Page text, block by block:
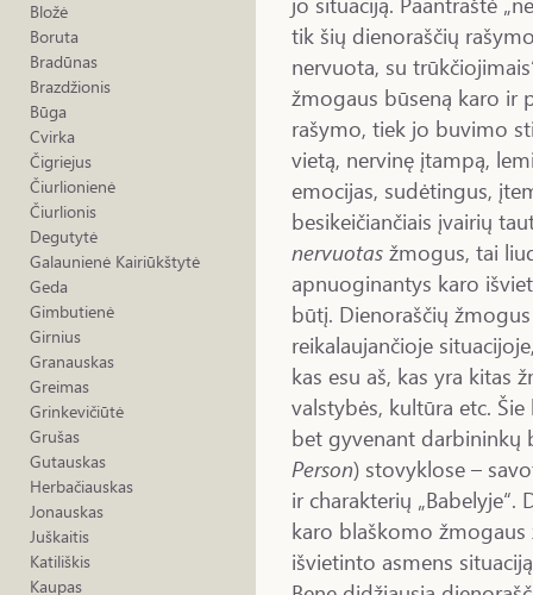
Bložė
Boruta
Bradūnas
Brazdžionis
Būga
Cvirka
Čigriejus
Čiurlionienė
Čiurlionis
Degutytė
Galaunienė Kairiūkštytė
Geda
Gimbutienė
Girnius
Granauskas
Greimas
Grinkevičiūtė
Grušas
Gutauskas
Herbačiauskas
Jonauskas
Juškaitis
Katiliškis
Kaupas
tik šių dienoraščių
nervuota, su
žmogaus būseną karo ir
rašymo, tiek jo buvimo
vietą, nervinę įtampą,
emocijas, sudėtingus,
besikeičiančiais įvairių
nervuotas žmogus, tai
apnuoginantys karo
būtį. Dienoraščių
reikalaujančioje
kas esu aš, kas yra kitas
valstybės, kultūra etc.
bet gyvenant darbininkų
Person) stovyklose –
ir charakterių
karo blaškomo
išvietinto asmens